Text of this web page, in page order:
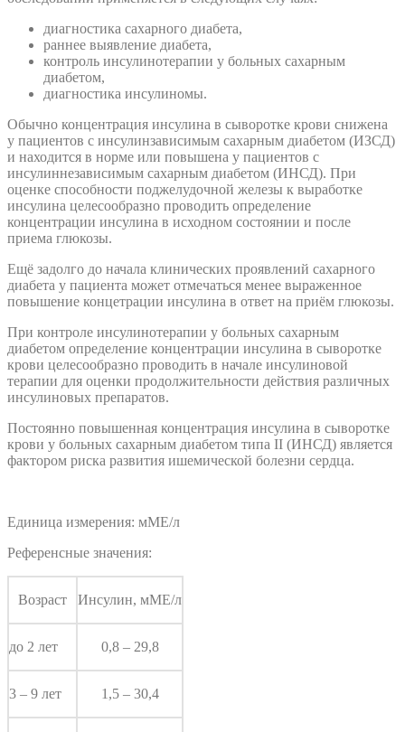
диагностика сахарного диабета,
раннее выявление диабета,
контроль инсулинотерапии у больных сахарным
диабетом,
диагностика инсулиномы.
Обычно концентрация инсулина в сыворотке крови снижена
у пациентов с инсулинзависимым сахарным диабетом (ИЗСД)
и находится в норме или повышена у пациентов с
инсулиннезависимым сахарным диабетом (ИНСД). При
оценке способности поджелудочной железы к выработке
инсулина целесообразно проводить определение
концентрации инсулина в исходном состоянии и после
приема глюкозы.
Ещё задолго до начала клинических проявлений сахарного
диабета у пациента может отмечаться менее выраженное
повышение концетрации инсулина в ответ на приём глюкозы.
При контроле инсулинотерапии у больных сахарным
диабетом определение концентрации инсулина в сыворотке
крови целесообразно проводить в начале инсулиновой
терапии для оценки продолжительности действия различных
инсулиновых препаратов.
Постоянно повышенная концентрация инсулина в сыворотке
крови у больных сахарным диабетом типа II (ИНСД) является
фактором риска развития ишемической болезни сердца.
Единица измерения: мМЕ/л
Референсные значения:
Возраст Инсулин, мМЕ/л
до 2 лет 0,8 – 29,8
3 – 9 лет 1,5 – 30,4